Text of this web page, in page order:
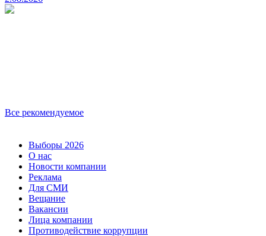
Все рекомендуемое
Выборы 2026
О нас
Новости компании
Реклама
Для СМИ
Вещание
Вакансии
Лица компании
Противодействие коррупции